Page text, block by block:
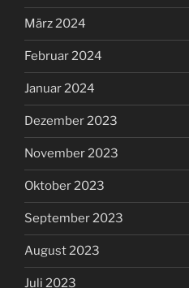
März 2024
Februar 2024
Januar 2024
Dezember 2023
November 2023
Oktober 2023
September 2023
August 2023
Juli 2023